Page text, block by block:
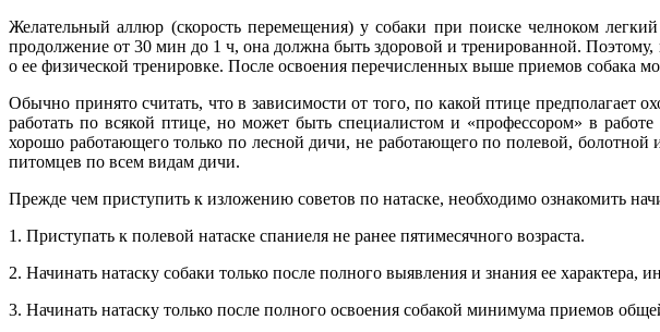
Желательный аллюр (скорость перемещения) у собаки при поиске челноком
продолжение от 30 мин до 1 ч, она должна быть здоровой и тренированной.
о ее физической тренировке. После освоения перечисленных выше приемов собака
Обычно принято считать, что в зависимости от того, по какой птице предполагает
работать по всякой птице, но может быть специалистом и «профессором» в
хорошо работающего только по лесной дичи, не работающего по полевой,
питомцев по всем видам дичи.
Прежде чем приступить к изложению советов по натаске, необходимо ознакомить
1. Приступать к полевой натаске спаниеля не ранее пятимесячного возраста.
2. Начинать натаску собаки только после полного выявления и знания ее характера,
3. Начинать натаску только после полного освоения собакой минимума приемов